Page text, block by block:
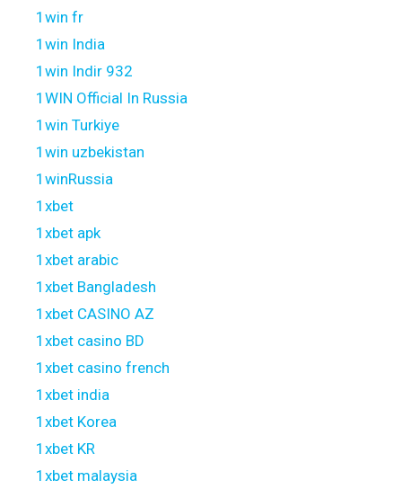
1win fr
1win India
1win Indir 932
1WIN Official In Russia
1win Turkiye
1win uzbekistan
1winRussia
1xbet
1xbet apk
1xbet arabic
1xbet Bangladesh
1xbet CASINO AZ
1xbet casino BD
1xbet casino french
1xbet india
1xbet Korea
1xbet KR
1xbet malaysia